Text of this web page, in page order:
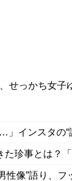
せっかち女子
インスタの“
た珍事とは？
性像”語り、